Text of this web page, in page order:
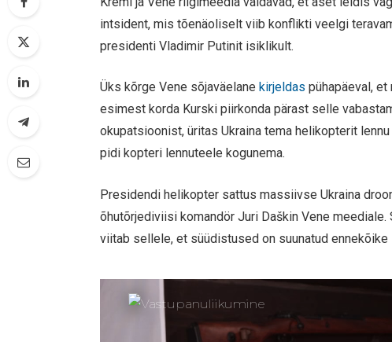
intsident, mis tõenäoliselt viib konflikti veelgi
presidenti Vladimir Putinit isiklikult.
Üks kõrge Vene sõjaväelane kirjeldaspühapäeval,
esimest korda Kurski piirkonda pärast selle
okupatsioonist, üritas Ukraina tema helikopterit
pidi kopteri lennuteele kogunema.
Presidendi helikopter sattus massiivse Ukraina
õhutõrjediviisi komandör Juri Daškin Vene meediale.
viitab sellele, et süüdistused on suunatud ennekõike